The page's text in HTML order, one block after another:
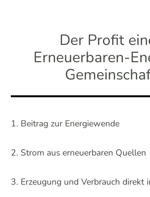
Der Profit
Erneuerbaren-
Beitrag zur Energiewende
Strom aus erneuerbaren Quellen
Erzeugung und Verbrauch direkt